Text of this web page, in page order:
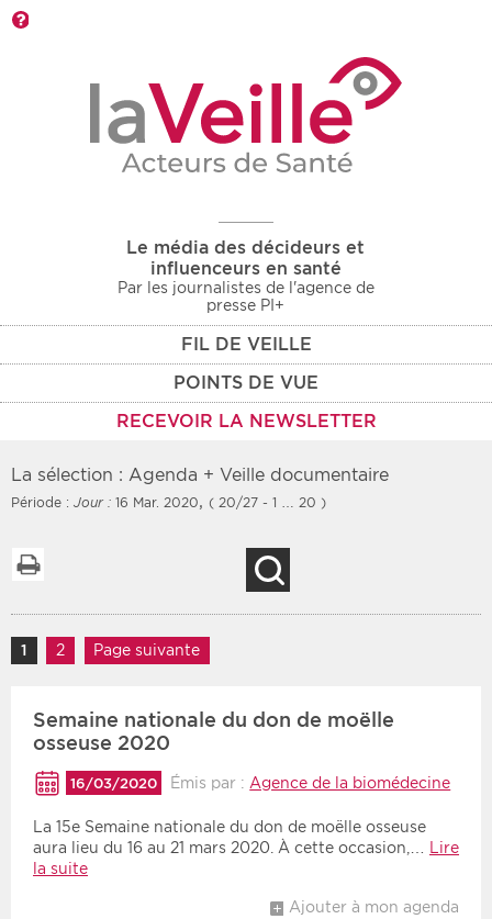
Le média des décideurs et
influenceurs en santé
Par les journalistes de l'agence de
presse PI+
FIL DE VEILLE
POINTS DE VUE
RECEVOIR LA NEWSLETTER
Rendez-vous des 7
prochains jours
derniers jours
Type d'information
Les deux
Secteur Zone géographique
La sélection : Agenda + Veille documentaire
Période : Jour : 16 Mar. 2020, ( 20/27 - 1 … 20 )
Navigation des articles
Page
1 Page
2 Page suivante
Semaine nationale du don de moëlle
osseuse 2020
16/03/2020 Émis par : Agence de la biomédecine
La 15e Semaine nationale du don de moëlle osseuse
aura lieu du 16 au 21 mars 2020. À cette occasion,… Lire
la suite
Ajouter à mon agenda